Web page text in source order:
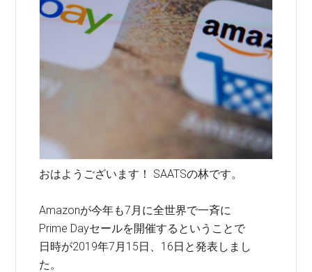
おはようございます！ SAATSの林です。
Amazonが今年も7月に全世界で一斉に
Prime Dayセールを開催するということで
日時が2019年7月15日、16日と発表しまし
た。